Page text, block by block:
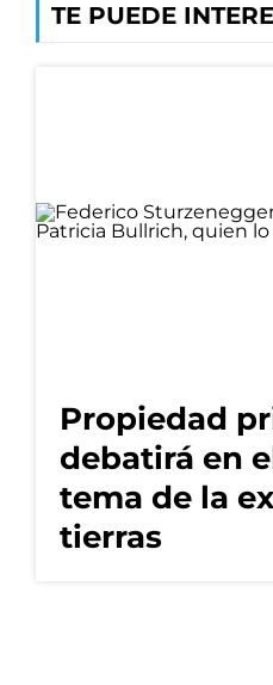
TE PUEDE
Propiedad
debatirá en
tema de la
tierras